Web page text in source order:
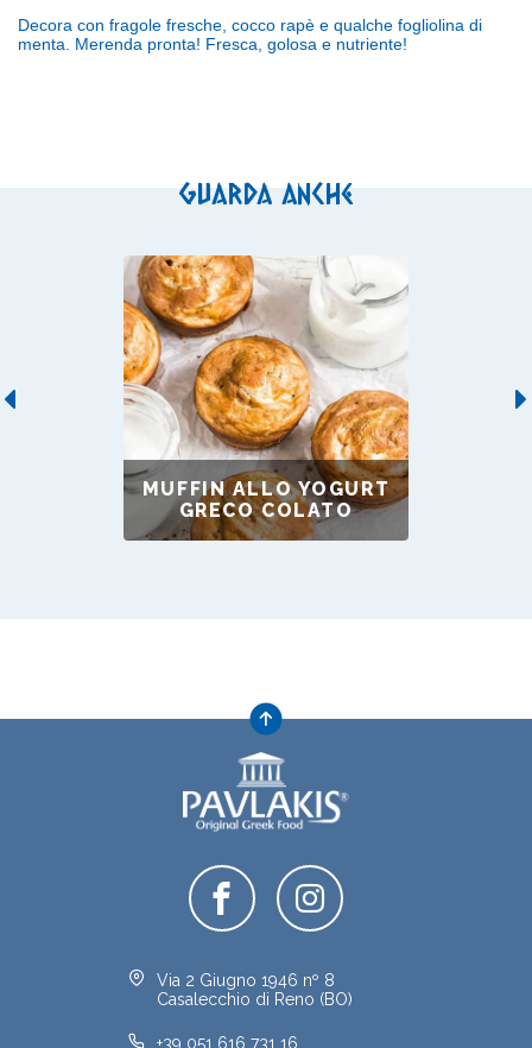
Decora con fragole fresche, cocco rapè e qualche fogliolina di
menta. Merenda pronta! Fresca, golosa e nutriente!
Guarda anche
Previous
MUFFIN ALLO YOGURT
GRECO COLATO
Via 2 Giugno 1946 nº 8
Casalecchio di Reno (BO)
+39 051 616 731 16